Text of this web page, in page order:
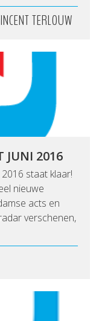
TERLOUW
JUNI 2016
staat klaar!
nieuwe
acts en
verschenen,